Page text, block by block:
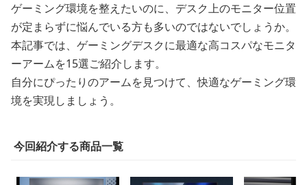
ゲーミング環境を整えたいのに、デスク上のモニター位置
が定まらずに悩んでいる方も多いのではないでしょうか。
本記事では、ゲーミングデスクに最適な高コスパなモニタ
ーアームを15選ご紹介します。
自分にぴったりのアームを見つけて、快適なゲーミング環
境を実現しましょう。
今回紹介する商品一覧